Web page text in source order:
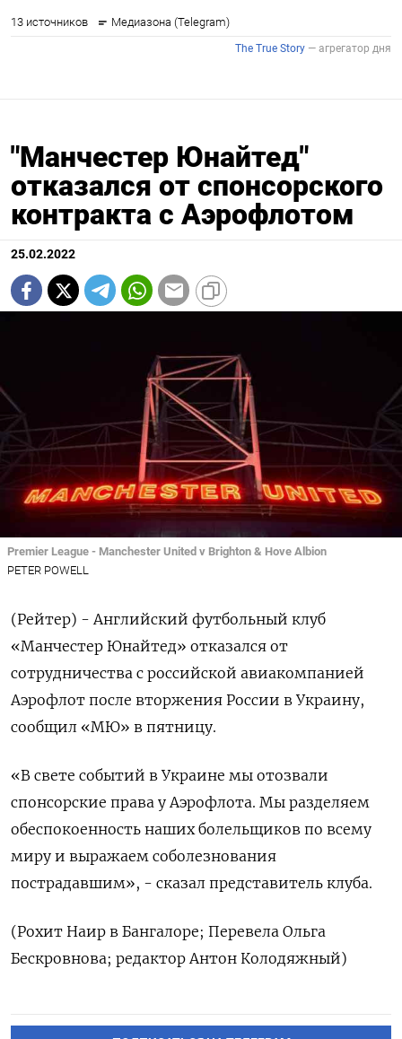
"Манчестер Юнайтед"
отказался от спонсорского
контракта с Аэрофлотом
25.02.2022
Premier League - Manchester United v Brighton & Hove Albion
PETER POWELL
(Рейтер) - Английский футбольный клуб
«Манчестер Юнайтед» отказался от
сотрудничества с российской авиакомпанией
Аэрофлот после вторжения России в Украину,
сообщил «МЮ» в пятницу.
«В свете событий в Украине мы отозвали
спонсорские права у Аэрофлота. Мы разделяем
обеспокоенность наших болельщиков по всему
миру и выражаем соболезнования
пострадавшим», - сказал представитель клуба.
(Рохит Наир в Бангалоре; Перевела Ольга
Бескровнова; редактор Антон Колодяжный)